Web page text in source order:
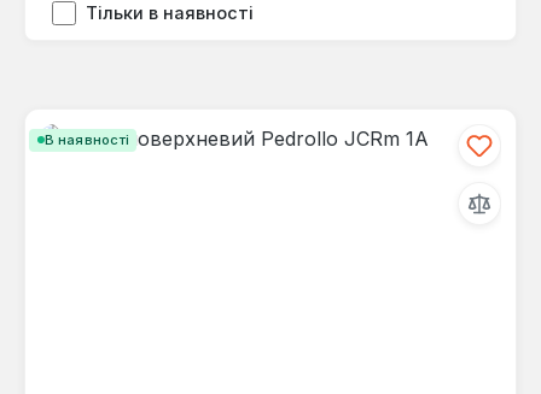
Тільки в наявності
В наявності